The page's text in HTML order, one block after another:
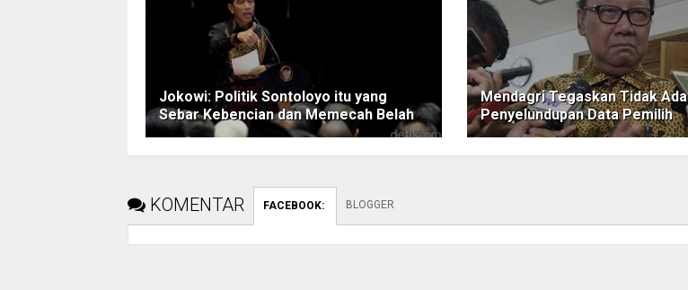
Jokowi: Politik Sontoloyo itu yang
Sebar Kebencian dan Memecah Belah
Mendagri Tegaskan Tidak Ada
Penyelundupan Data Pemilih
KOMENTAR FACEBOOK: BLOGGER